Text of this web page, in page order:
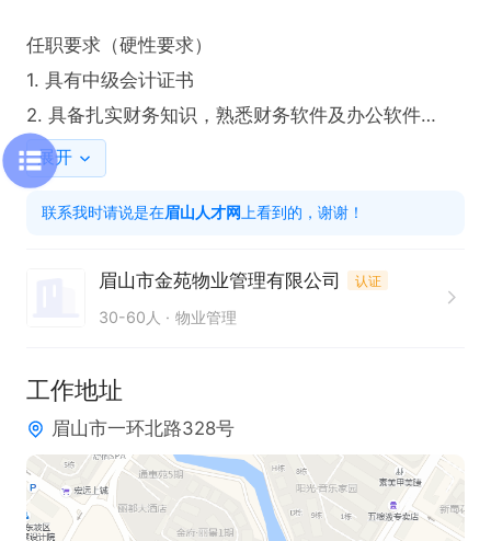
任职要求（硬性要求）
1. 具有中级会计证书
2. 具备扎实财务知识，熟悉财务软件及办公软件
3. 有房产税务稽查、核算和土地清算等经验
展开
联系我时请说是在眉山人才网 上看到的，谢谢！
眉山市金苑物业管理有限公司 认证
30-60人 物业管理
工作地址
眉山市一环北路328号